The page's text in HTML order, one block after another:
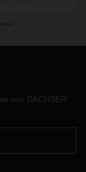
zur
und leichteren
eActros von
von DACHSER